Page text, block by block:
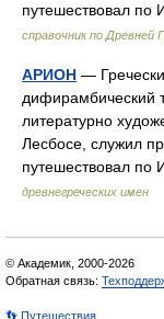
путешествовал
справочник по Древней
АРИОН —
дифирамбический
литературно
Лесбосе, служил
путешествовал
древнегреческих имен
© Академик, 2000-2026
Обратная связь:
👣 Путешествия